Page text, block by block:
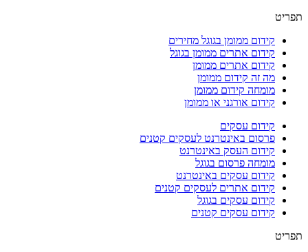
תפריט
קידום ממומן בגוגל מחירים
קידום אתרים ממומן בגוגל
קידום אתרים ממומן
מה זה קידום ממומן
מומחה קידום ממומן
קידום אורגני או ממומן
קידום עסקים
פרסום באינטרנט לעסקים קטנים
קידום העסק באינטרנט
מומחה פרסום בגוגל
קידום עסקים באינטרנט
קידום אתרים לעסקים קטנים
קידום עסקים בגוגל
קידום עסקים קטנים
תפריט